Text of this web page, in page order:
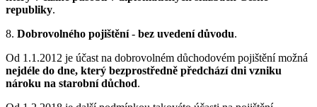
republiky.
8. Dobrovolného pojištění- bez uvedení důvodu.
Od 1.1.2012 je účast na dobrovolném důchodovém pojištění možná
nejdéle do dne, který bezprostředně předchází dni vzniku
nároku na starobní důchod.